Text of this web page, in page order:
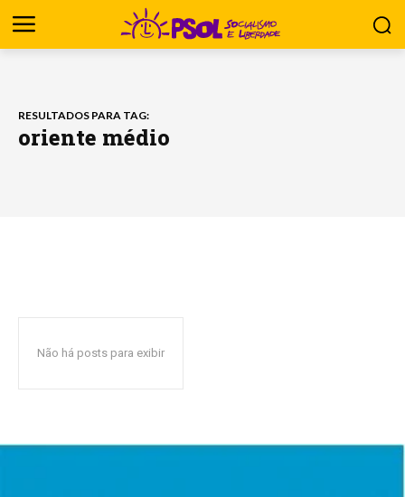
RESULTADOS PARA TAG:
oriente médio
Não há posts para exibir